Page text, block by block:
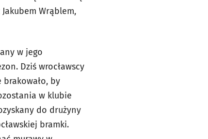
Wrąblem,
w jego
Dziś wrocławscy
by
w klubie
do drużyny
bramki.